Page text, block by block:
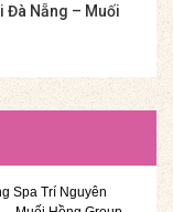
Đà Nẵng – Muối